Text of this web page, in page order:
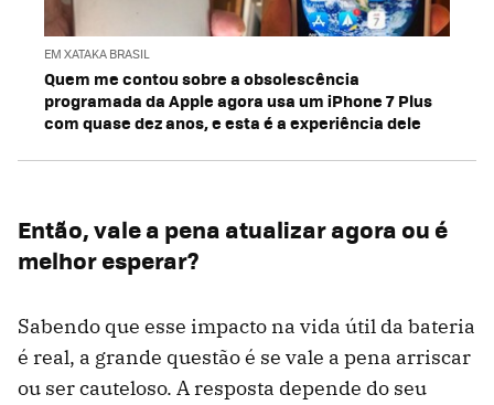
EM XATAKA BRASIL
Quem me contou sobre a obsolescência
programada da Apple agora usa um iPhone 7 Plus
com quase dez anos, e esta é a experiência dele
Então, vale a pena atualizar agora ou é
melhor esperar?
Sabendo que esse impacto na vida útil da bateria
é real, a grande questão é se vale a pena arriscar
ou ser cauteloso. A resposta depende do seu